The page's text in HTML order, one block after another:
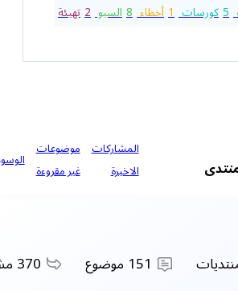
5 كورسات1 أخطاء8 السيو 2 تهيئة
المشاركات
الاخيرة
موضوعات
غير مقروءة
الوسوم
151موضوع 370